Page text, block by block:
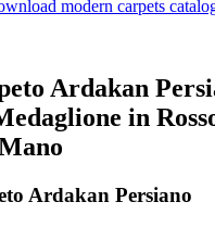
Ardakan
in
Ardakan Persiano